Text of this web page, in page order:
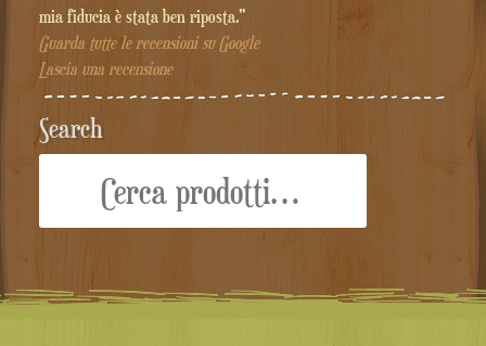
mia fiducia è stata ben riposta."
Guarda tutte le recensioni su Google
Lascia una recensione
Search